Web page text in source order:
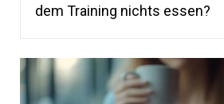
dem Training nichts essen?